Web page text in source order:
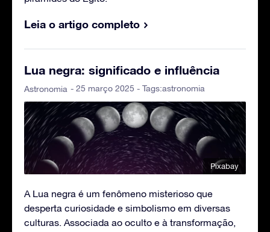
Leia o artigo completo
Lua negra: significado e influência
Astronomia - 25 março 2025 - Tags:astronomia
Pixabay
A Lua negra é um fenômeno misterioso que
desperta curiosidade e simbolismo em diversas
culturas. Associada ao oculto e à transformação,